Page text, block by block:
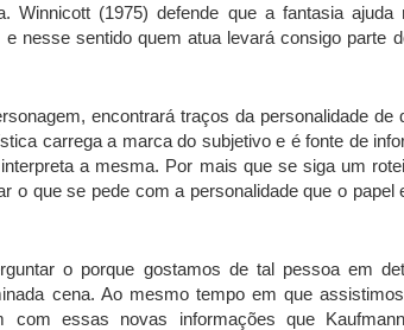
Winnicott (1975) defende que a fantasia
nesse sentido quem atua levará consigo parte
encontrará traços da personalidade de
carrega a marca do subjetivo e é fonte de
a mesma. Por mais que se siga um
o que se pede com a personalidade que o papel
o porque gostamos de tal pessoa em
cena. Ao mesmo tempo em que
com essas novas informações que